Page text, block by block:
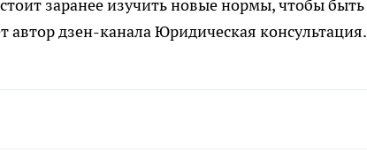
заранее изучить новые нормы, чтобы быть
автор дзен-канала Юридическая консультация.